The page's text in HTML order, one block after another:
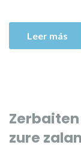
Leer más
zure